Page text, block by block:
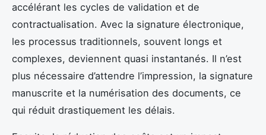
accélérant les cycles de validation et de
contractualisation. Avec la signature électronique,
les processus traditionnels, souvent longs et
complexes, deviennent quasi instantanés. Il n’est
plus nécessaire d’attendre l’impression, la signature
manuscrite et la numérisation des documents, ce
qui réduit drastiquement les délais.